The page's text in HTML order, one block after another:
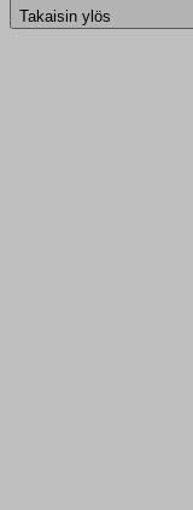
Takaisin ylös